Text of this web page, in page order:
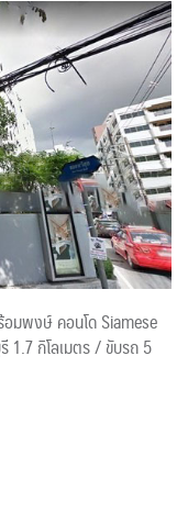
อมพงษ์ คอนโด Siamese
1.7 กิโลเมตร / ขับรถ 5